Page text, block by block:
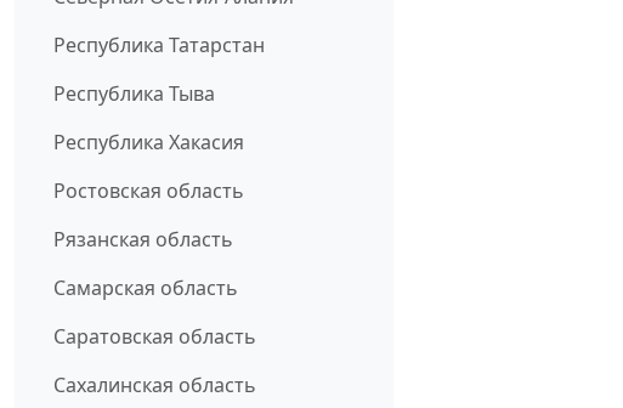
Республика Татарстан
Республика Тыва
Республика Хакасия
Ростовская область
Рязанская область
Самарская область
Саратовская область
Сахалинская область